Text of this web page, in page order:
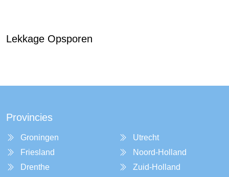
Lekkage Opsporen
Provincies
Groningen
Friesland
Drenthe
Utrecht
Noord-Holland
Zuid-Holland